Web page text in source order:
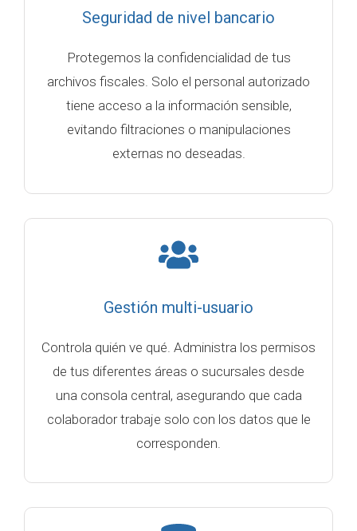
Seguridad de nivel bancario
Protegemos la confidencialidad de tus
archivos fiscales. Solo el personal autorizado
tiene acceso a la información sensible,
evitando filtraciones o manipulaciones
externas no deseadas.
Gestión multi-usuario
Controla quién ve qué. Administra los permisos
de tus diferentes áreas o sucursales desde
una consola central, asegurando que cada
colaborador trabaje solo con los datos que le
corresponden.